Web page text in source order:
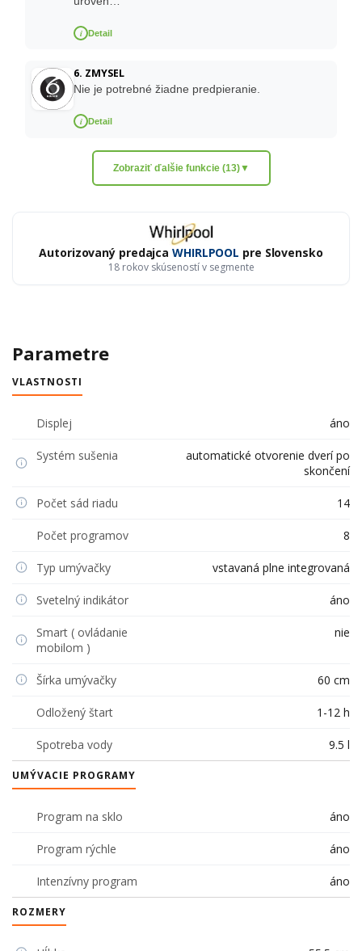
i Detail
6. ZMYSEL
Nie je potrebné žiadne predpieranie.
i Detail
Zobraziť ďalšie funkcie (13)▼
Autorizovaný predajcaWHIRLPOOL pre Slovensko
18 rokov skúseností v segmente
Parametre
VLASTNOSTI
Displej áno
Systém sušenia
automatické otvorenie dverí po
skončení
Počet sád riadu 14
Počet programov 8
Typ umývačky vstavaná plne integrovaná
Svetelný indikátor áno
Smart ( ovládanie
mobilom )
nie
Šírka umývačky 60 cm
Odložený štart 1-12 h
Spotreba vody 9.5 l
UMÝVACIE PROGRAMY
Program na sklo áno
Program rýchle áno
Intenzívny program áno
ROZMERY